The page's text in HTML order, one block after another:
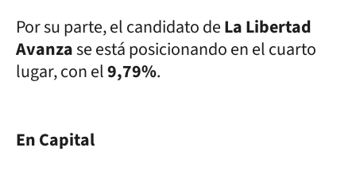
Por su parte, el candidato deLa Libertad
Avanzase está posicionando en el cuarto
lugar, con el9,79%.
En Capital